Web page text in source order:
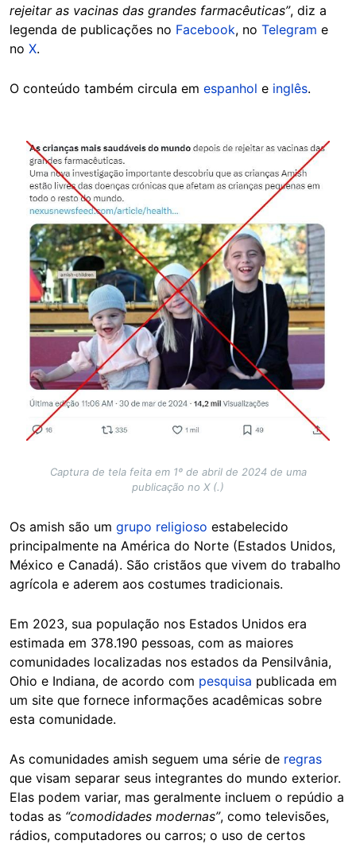
rejeitar as vacinas das grandes farmacêuticas”, diz a
legenda de publicações no Facebook, no Telegram e
no X.
O conteúdo também circula em espanhol e inglês.
Image
Captura de tela feita em 1º de abril de 2024 de uma
publicação no X (.)
Os amish são um grupo religioso estabelecido
principalmente na América do Norte (Estados Unidos,
México e Canadá). São cristãos que vivem do trabalho
agrícola e aderem aos costumes tradicionais.
Em 2023, sua população nos Estados Unidos era
estimada em 378.190 pessoas, com as maiores
comunidades localizadas nos estados da Pensilvânia,
Ohio e Indiana, de acordo com pesquisa publicada em
um site que fornece informações acadêmicas sobre
esta comunidade.
As comunidades amish seguem uma série de regras
que visam separar seus integrantes do mundo exterior.
Elas podem variar, mas geralmente incluem o repúdio a
todas as “comodidades modernas”, como televisões,
rádios, computadores ou carros; o uso de certos